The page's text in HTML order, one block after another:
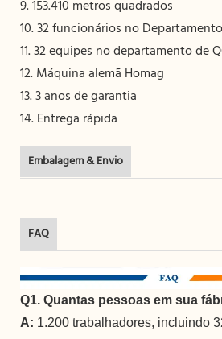
9. 153.410 metros quadrados
10. 32 funcionários no
11. 32 equipes no departamento de
12. Máquina alemã Homag
13. 3 anos de garantia
14. Entrega rápida
Embalagem & Envio
FAQ
Q1. Quantas pessoas em sua
A: 1.200 trabalhadores, incluindo